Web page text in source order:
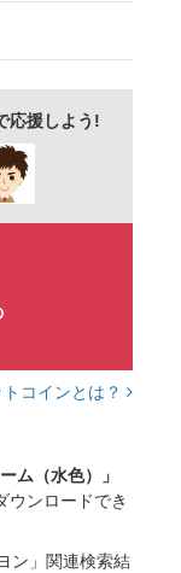
応援しよう!
トコインとは？
ム（水色）」
ウンロードでき
ン」関連検索結